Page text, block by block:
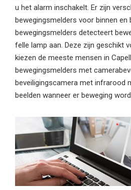
u het alarm inschakelt. Er zijn
bewegingsmelders voor binnen en
bewegingsmelders detecteert
felle lamp aan. Deze zijn geschikt
kiezen de meeste mensen in
bewegingsmelders met
beveiligingscamera met infrarood
beelden wanneer er beweging